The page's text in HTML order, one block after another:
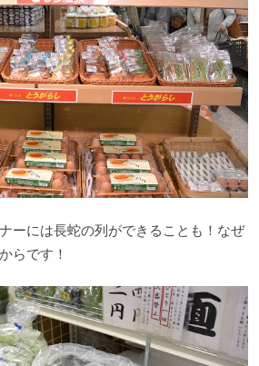
ーには長蛇の列ができることも！なぜ
らです！